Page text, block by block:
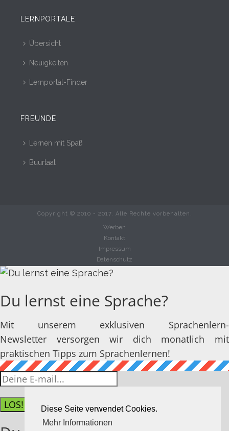
Diese Seite verwendet Cookies.
Mehr Informationen
LERNPORTALE
Übersicht
Neuigkeiten
Lernportal-Finder
FREUNDE
Lernen mit Spaß
Buurtaal
Copyright © 2010 - 2017. Alle Rechte vorbehalten.
Werben
Kontakt
Impressum
Datenschutz
Du lernst eine Sprache?
Mit unserem exklusiven Sprachenlern-
Newsletter versorgen wir dich monatlich mit
praktischen Tipps zum Sprachenlernen!
LOS!